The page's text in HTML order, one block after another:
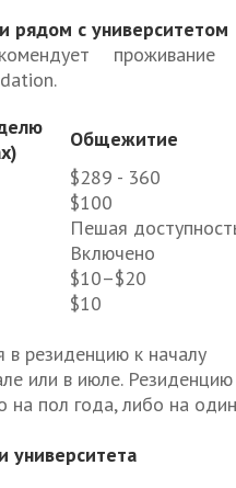
рядом с университетом
проживание
Общежитие
$289 - 360
$100
Пешая
Включено
$10–$20
$10
в резиденцию к началу
или в июле. Резиденцию
на пол года, либо на один
университета